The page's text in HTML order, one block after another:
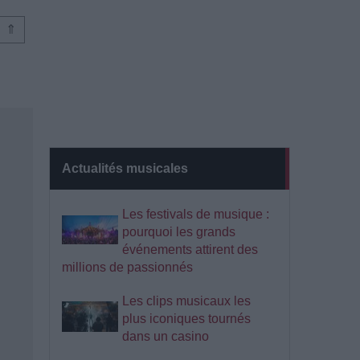
Actualités musicales
Les festivals de musique :
pourquoi les grands
événements attirent des
millions de passionnés
Les clips musicaux les
plus iconiques tournés
dans un casino
⇑